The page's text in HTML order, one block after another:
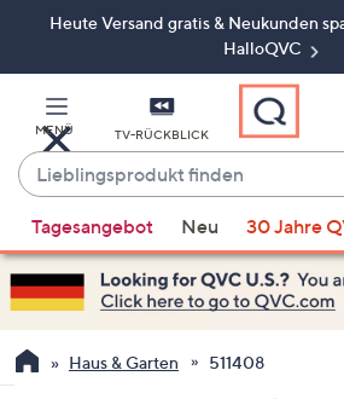
ZumHeute Versand gratis & Neukunden
HalloQVC
MENÜ TV-RÜCKBLICK
Lieblingsprodukt
finden
Vorschläge
verfügbar
sind,
verwenden
Sie
Tagesangebot Neu 30 Jahre
Haus & Garten 511408